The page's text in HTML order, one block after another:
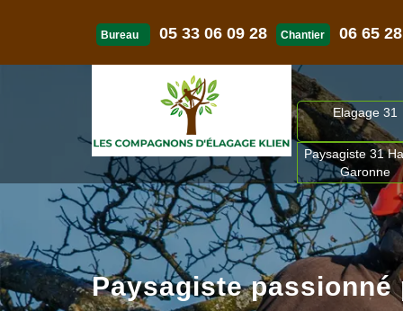
Bureau 05 33 06 09 28 Chantier 06 65
Elagage 31
Paysagiste 31
Garonne
Paysagiste passionné